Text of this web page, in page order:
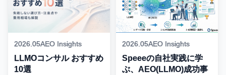
2026.05AEO Insights
LLMOコンサル おすすめ
10選
2026.05AEO Insights
Speeeの自社実践に学
ぶ、AEO(LLMO)成功事